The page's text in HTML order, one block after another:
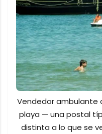
Vendedor ambulante
playa — una postal
distinta a lo que se